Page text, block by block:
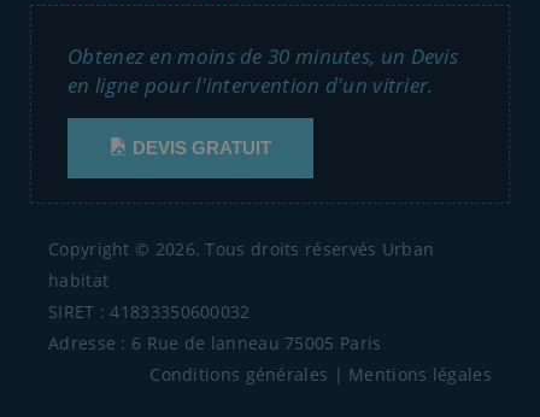
Obtenez en moins de 30 minutes, un Devis
en ligne pour l'intervention d'un vitrier.
DEVIS GRATUIT
Copyright © 2026. Tous droits réservés Urban
habitat
SIRET : 41833350600032
Adresse : 6 Rue de lanneau 75005 Paris
Conditions générales | Mentions légales